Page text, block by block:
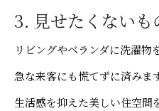
3. 見せたくないも
リビングやベランダに洗濯物
急な来客にも慌てずに済みます
生活感を抑えた美しい住空間